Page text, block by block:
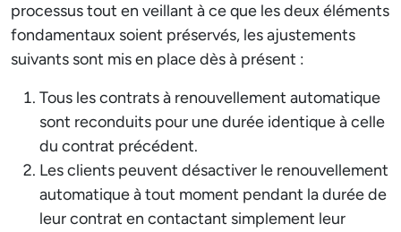
processus tout en veillant à ce que les deux éléments
fondamentaux soient préservés, les ajustements
suivants sont mis en place dès à présent :​
Tous les contrats à renouvellement automatique
sont reconduits pour une durée identique à celle
du contrat précédent.
Les clients peuvent désactiver le renouvellement
automatique à tout moment pendant la durée de
leur contrat en contactant simplement leur